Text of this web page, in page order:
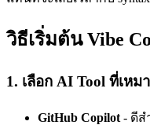
วิธีเริ่มต้น Vibe
1. เลือก AI Tool ที่เหม
GitHub Copilot - ดีส